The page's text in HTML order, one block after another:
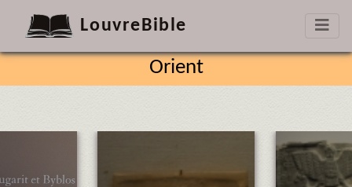
LouvreBible
Orient